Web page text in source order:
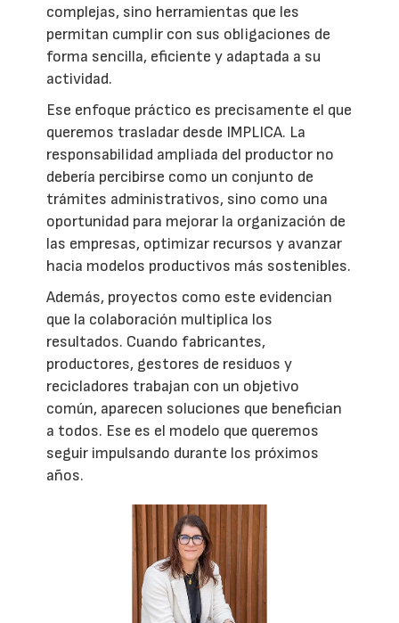
complejas, sino herramientas que les
permitan cumplir con sus obligaciones de
forma sencilla, eficiente y adaptada a su
actividad.
Ese enfoque práctico es precisamente el que
queremos trasladar desde IMPLICA. La
responsabilidad ampliada del productor no
debería percibirse como un conjunto de
trámites administrativos, sino como una
oportunidad para mejorar la organización de
las empresas, optimizar recursos y avanzar
hacia modelos productivos más sostenibles.
Además, proyectos como este evidencian
que la colaboración multiplica los
resultados. Cuando fabricantes,
productores, gestores de residuos y
recicladores trabajan con un objetivo
común, aparecen soluciones que benefician
a todos. Ese es el modelo que queremos
seguir impulsando durante los próximos
años.